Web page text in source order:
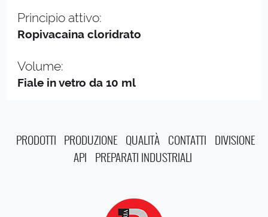
Principio attivo:
Ropivacaina cloridrato
Volume:
Fiale in vetro da 10 ml
PRODOTTI PRODUZIONE QUALITÀ CONTATTI DIVISIONE
API PREPARATI INDUSTRIALI